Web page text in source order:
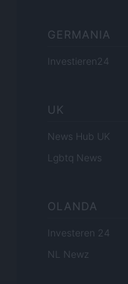
GERMANIA
Investieren24
UK
News Hub UK
Lgbtq News
OLANDA
Investeren 24
NL Newz